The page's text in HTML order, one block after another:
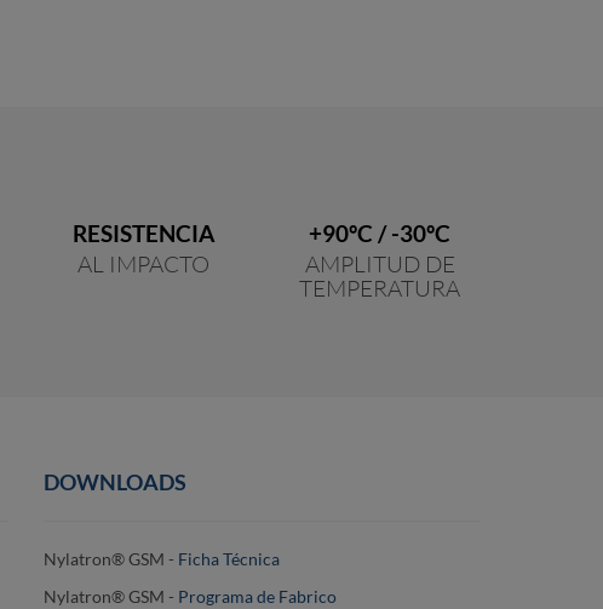
RESISTENCIA
AL IMPACTO
+90ºC / -30ºC
AMPLITUD DE
TEMPERATURA
DOWNLOADS
Nylatron® GSM - Ficha Técnica
Nylatron® GSM - Programa de Fabrico